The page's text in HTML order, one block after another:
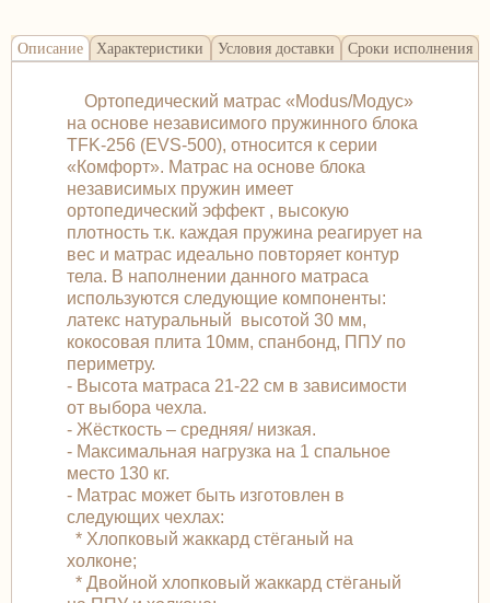
Описание Характеристики Условия доставки Сроки исполнения
Ортопедический матрас «Modus/Модус»
на основе независимого пружинного блока
TFK-256 (EVS-500), относится к серии
«Комфорт». Матраc на основе блока
независимых пружин имеет
ортопедический эффект , высокую
плотность т.к. каждая пружина реагирует на
вес и матрас идеально повторяет контур
тела. В наполнении данного матраса
используются следующие компоненты:
латекс натуральный высотой 30 мм,
кокосовая плита 10мм, спанбонд, ППУ по
периметру.
- Высота матраса 21-22 см в зависимости
от выбора чехла.
- Жёсткость – средняя/ низкая.
- Максимальная нагрузка на 1 спальное
место 130 кг.
- Матрас может быть изготовлен в
следующих чехлах:
* Хлопковый жаккард стёганый на
холконе;
* Двойной хлопковый жаккард стёганый